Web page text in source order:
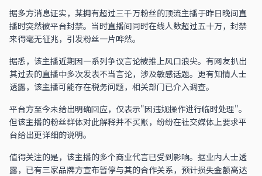
据多方消息证实，某拥有超过三千万粉丝的顶流主播于昨日晚间直
播时突然被平台封禁。当时直播间同时在线人数超过五十万，封禁
来得毫无征兆，引发粉丝一片哗然。
据悉，该主播近期因一系列争议言论被推上风口浪尖。有网友扒出
其过去的直播中多次发表不当言论，涉及敏感话题。更有知情人士
透露，该主播可能存在税务问题，相关部门已介入调查。
平台方至今未给出明确回应，仅表示"因违规操作进行临时处理"。
但该主播的粉丝群体对此解释并不买账，纷纷在社交媒体上要求平
台给出更详细的说明。
值得关注的是，该主播的多个商业代言已受到影响。据业内人士透
露，已有三家品牌方宣布暂停与其的合作关系，预计损失金额高达